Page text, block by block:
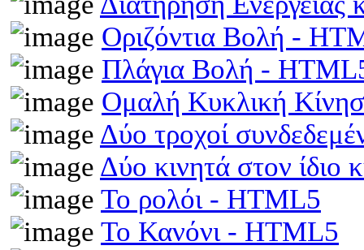
Οριζόντια Βολή -
Πλάγια Βολή -
Ομαλή Κυκλική
Δύο τροχοί
Δύο κινητά στον
Το ρολόι - HTML5
Το Κανόνι - HTML5